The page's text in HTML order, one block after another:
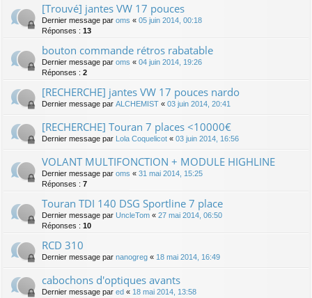
[Trouvé] jantes VW 17 pouces
Dernier message par oms « 05 juin 2014, 00:18
Réponses : 13
bouton commande rétros rabatable
Dernier message par oms « 04 juin 2014, 19:26
Réponses : 2
[RECHERCHE] jantes VW 17 pouces nardo
Dernier message par ALCHEMIST « 03 juin 2014, 20:41
[RECHERCHE] Touran 7 places <10000€
Dernier message par Lola Coquelicot « 03 juin 2014, 16:56
VOLANT MULTIFONCTION + MODULE HIGHLINE
Dernier message par oms « 31 mai 2014, 15:25
Réponses : 7
Touran TDI 140 DSG Sportline 7 place
Dernier message par UncleTom « 27 mai 2014, 06:50
Réponses : 10
RCD 310
Dernier message par nanogreg « 18 mai 2014, 16:49
cabochons d'optiques avants
Dernier message par ed « 18 mai 2014, 13:58